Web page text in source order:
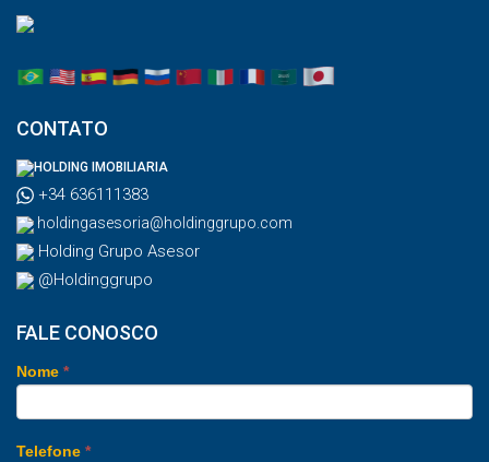
CONTATO
HOLDING IMOBILIARIA
+34 636111383
holdingasesoria@holdinggrupo.com
Holding Grupo Asesor
@Holdinggrupo
FALE CONOSCO
Nome *
Telefone *